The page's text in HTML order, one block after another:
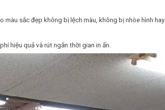
màu sắc đẹp không bị lệch màu, không bị nhòe hình hay
hiệu quả và rút ngắn thời gian in ấn.